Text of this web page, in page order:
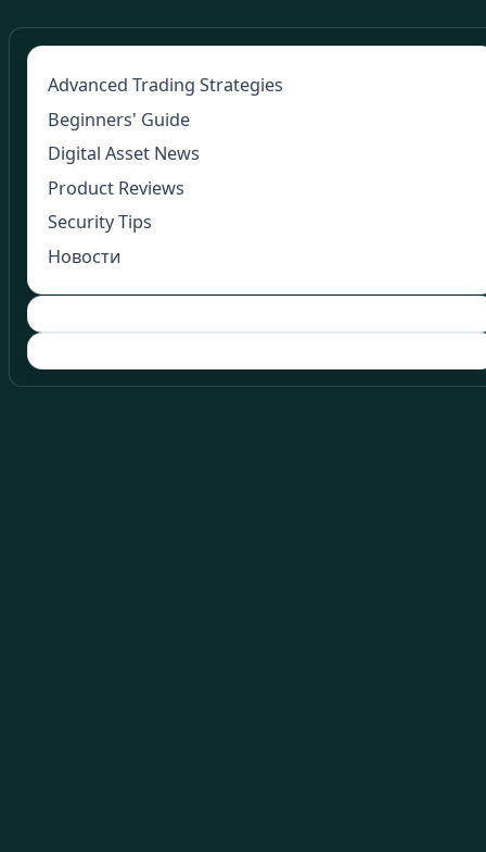
Advanced Trading Strategies
Beginners' Guide
Digital Asset News
Product Reviews
Security Tips
Новости